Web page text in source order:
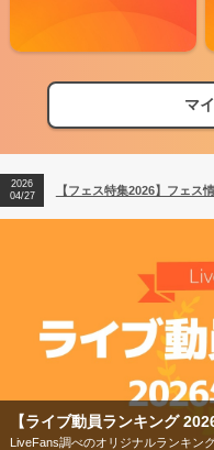
マ
【フェス特集2026】フェス
【ライブ動員ランキング】
2026
04/27
【フェス特集2026】フェス
2026
【ライブ動員ランキング
LiveFans調べのオリジナルランキング